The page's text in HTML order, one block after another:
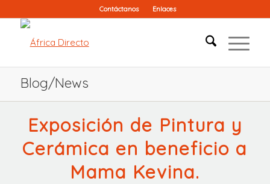
Contáctanos Enlaces
Blog/News
Exposición de Pintura y
Cerámica en beneficio a
Mama Kevina.